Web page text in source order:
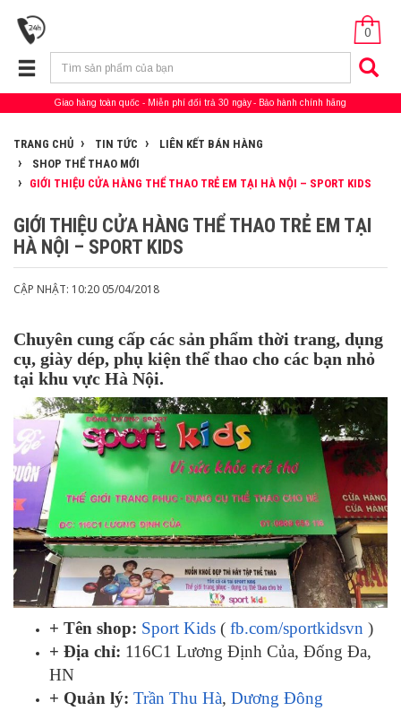
0
Giao hàng toàn quốc Miễn phí đổi trả 30 ngày Bảo hành chính hãng
TRANG CHỦ TIN TỨC
LIÊN KẾT BÁN HÀNG
SHOP THỂ THAO MỚI
GIỚI THIỆU CỬA HÀNG THỂ THAO TRẺ EM TẠI HÀ NỘI – SPORT KIDS
GIỚI THIỆU CỬA HÀNG THỂ THAO TRẺ EM TẠI
HÀ NỘI – SPORT KIDS
CẬP NHẬT: 10:20 05/04/2018
Chuyên cung cấp các sản phẩm thời trang, dụng
cụ, giày dép, phụ kiện thể thao cho các bạn nhỏ
tại khu vực Hà Nội.
+ Tên shop: Sport Kids ( fb.com/sportkidsvn )
+ Địa chỉ: 116C1 Lương Định Của, Đống Đa,
HN
+ Quản lý: Trần Thu Hà, Dương Đông